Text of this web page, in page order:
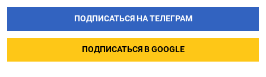
ПОДПИСАТЬСЯ НА ТЕЛЕГРАМ
ПОДПИСАТЬСЯ В GOOGLE